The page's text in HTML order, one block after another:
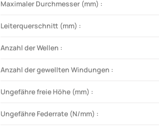
Maximaler Durchmesser (mm) :
Leiterquerschnitt (mm) :
Anzahl der Wellen :
Anzahl der gewellten Windungen :
Ungefähre freie Höhe (mm) :
Ungefähre Federrate (N/mm) :